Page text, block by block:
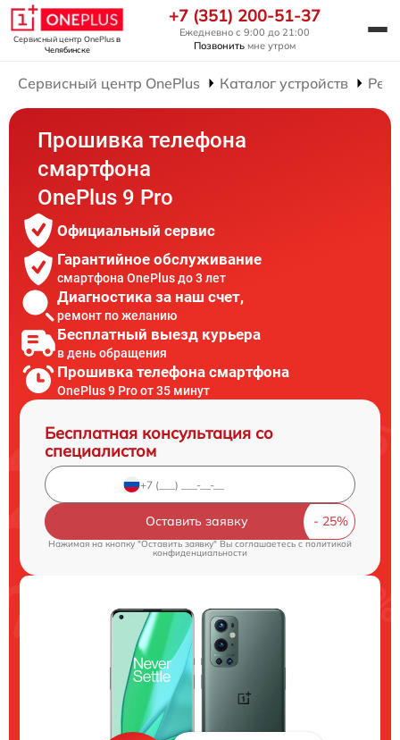
Сервисный центр OnePlusв
Челябинске
+7 (351) 200-51-37
Ежедневно с 9:00 до 21:00
Позвонить мне утром
Сервисный центр OnePlus Каталог устройств
Прошивка телефона
смартфона
OnePlus 9 Pro
Официальный сервис
Гарантийное обслуживание
смартфона OnePlus до 3 лет
Диагностика за наш счет,
ремонт по желанию
Бесплатный выезд курьера
в день обращения
Прошивка телефона смартфона
OnePlus 9 Pro от 35 минут
Бесплатная консультация со
специалистом
Оставить заявку
Нажимая на кнопку "Оставить заявку" Вы соглашаетесь c политикой
конфиденциальности